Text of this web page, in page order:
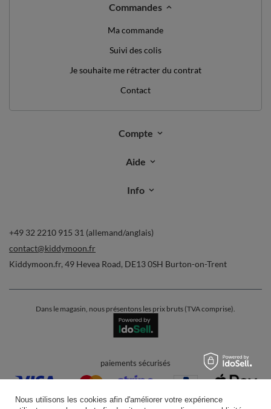
Commandes
Ma commande
Suivi des colis
Je souhaite me rétracter du contrat
Contact
Compte
Aide
Info
+49 32 2210 915 31 (allemand/anglais)
contact@kiddymoon.fr
Kiddymoon.fr, 49 Hevea Road, DE13 0SH Burton-on-Trent
Dans le magasin, nous présentons les prix bruts (TVA comprise).
paiements sécurisés
Nous utilisons les cookies afin d'améliorer votre expérience